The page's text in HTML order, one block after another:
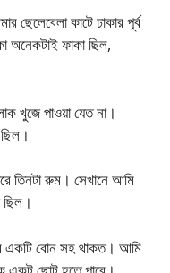
কাটে ঢাকার পূর্ব
অনেকটাই ফাকা ছিল,
খুজে পাওয়া যেত না।
তিনটা রুম। সেখানে আমি
ছিল।
একটি বোন সহ থাকত। আমি